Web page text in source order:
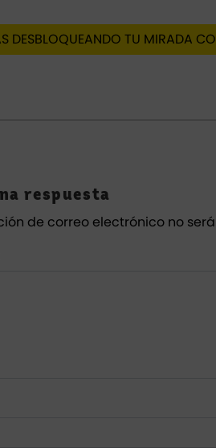
DESBLOQUEANDO TU MIRADA
respuesta
de correo electrónico no